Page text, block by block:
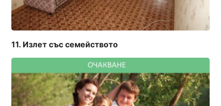
Излет със семейството